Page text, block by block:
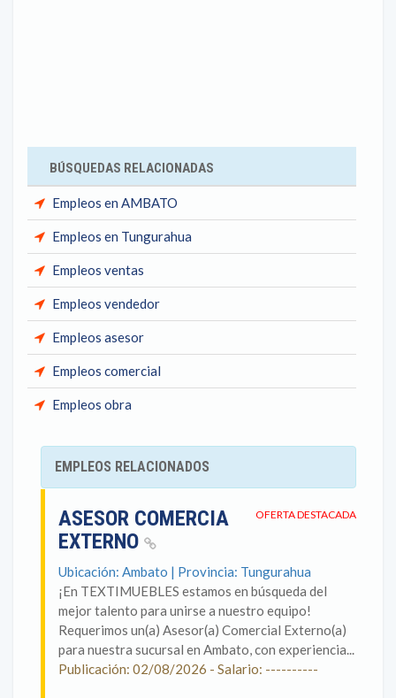
BÚSQUEDAS RELACIONADAS
Empleos en AMBATO
Empleos en Tungurahua
Empleos ventas
Empleos vendedor
Empleos asesor
Empleos comercial
Empleos obra
EMPLEOS RELACIONADOS
OFERTA DESTACADA
ASESOR COMERCIA
EXTERNO
Ubicación: Ambato | Provincia: Tungurahua
¡En TEXTIMUEBLES estamos en búsqueda del
mejor talento para unirse a nuestro equipo!
Requerimos un(a) Asesor(a) Comercial Externo(a)
para nuestra sucursal en Ambato, con experiencia...
Publicación: 02/08/2026 - Salario: ----------